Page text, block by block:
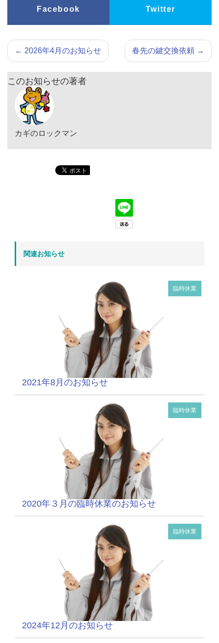
Facebook Twitter
← 2026年4月のお知らせ 春先の鍵交換依頼 →
このお知らせの著者
カギのロックマン
関連お知らせ
臨時休業
2021年8月のお知らせ
臨時休業
2020年３月の臨時休業のお知らせ
臨時休業
2024年12月のお知らせ